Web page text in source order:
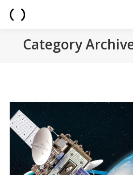
Category